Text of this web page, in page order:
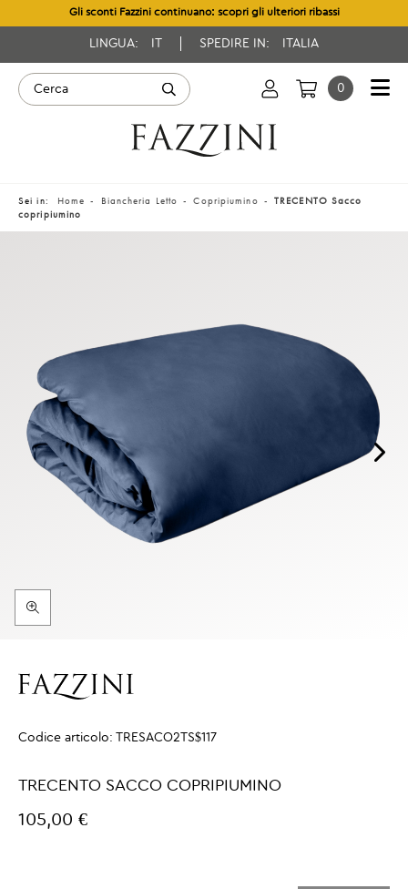
Gli sconti Fazzini continuano: scopri gli ulteriori ribassi
LINGUA: SPEDIRE IN: ITALIA
0
Sei in: Home Biancheria Letto Copripiumino
TRECENTO Sacco
copripiumino
Codice articolo: TRESACO2TS$117
TRECENTO SACCO COPRIPIUMINO
105,00 €